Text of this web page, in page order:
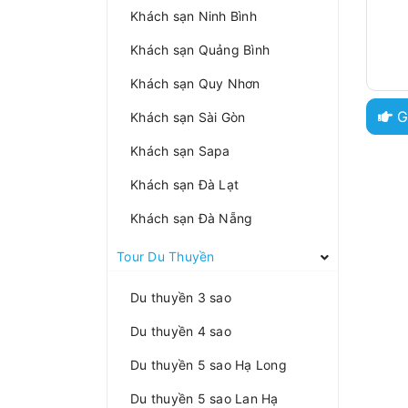
Khách sạn Ninh Bình
Khách sạn Quảng Bình
Khách sạn Quy Nhơn
Khách sạn Sài Gòn
Khách sạn Sapa
Khách sạn Đà Lạt
Khách sạn Đà Nẵng
Tour Du Thuyền
Du thuyền 3 sao
Du thuyền 4 sao
Du thuyền 5 sao Hạ Long
Du thuyền 5 sao Lan Hạ